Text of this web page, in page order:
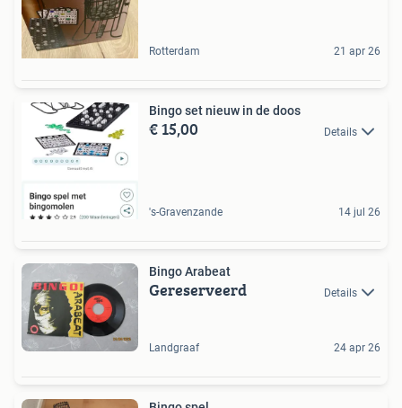
Rotterdam 21 apr 26
Bingo set nieuw in de doos
€ 15,00 Details
's-Gravenzande 14 jul 26
Bingo Arabeat
Gereserveerd Details
Landgraaf 24 apr 26